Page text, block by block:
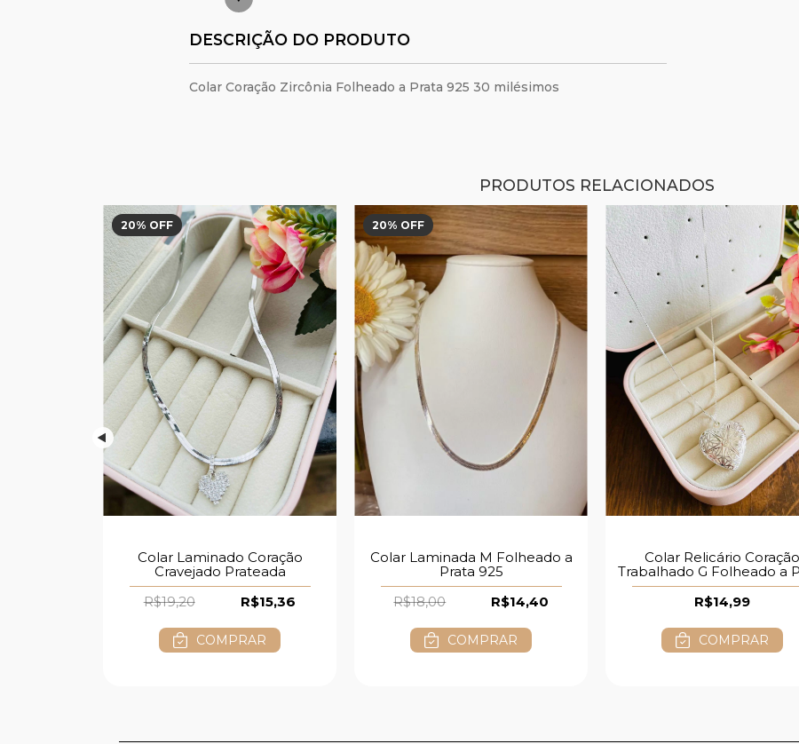
DESCRIÇÃO DO PRODUTO
Colar Coração Zircônia Folheado a Prata 925 30 milésimos
PRODUTOS RELACIONADOS
20% OFF
Colar Laminado Coração
Cravejado Prateada
R$19,20
R$15,36
COMPRAR
20% OFF
Colar Laminada M Folheado a
Prata 925
R$18,00
R$14,40
COMPRAR
Colar Relicário Coração
Trabalhado G Folheado a
925
R$14,99
COMPRAR